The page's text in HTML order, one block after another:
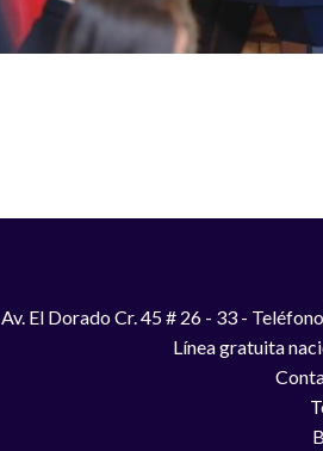
Av. El Dorado Cr. 45 # 26 - 33 -
Línea gratuita